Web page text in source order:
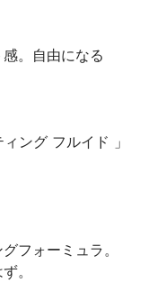
。自由になる
ング フルイド 」
フォーミュラ。
。